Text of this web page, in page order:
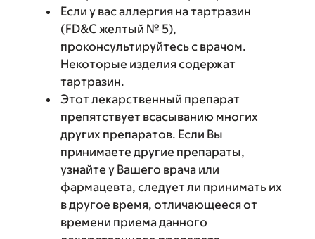
Если у вас аллергия на тартразин
(FD&C желтый № 5),
проконсультируйтесь с врачом.
Некоторые изделия содержат
тартразин.
Этот лекарственный препарат
препятствует всасыванию многих
других препаратов. Если Вы
принимаете другие препараты,
узнайте у Вашего врача или
фармацевта, следует ли принимать их
в другое время, отличающееся от
времени приема данного